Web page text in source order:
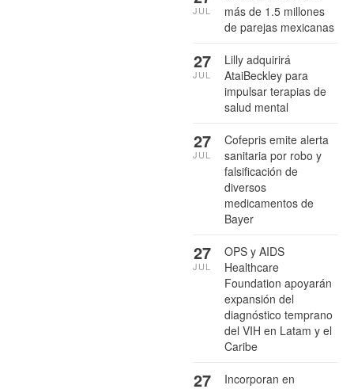
más de 1.5 millones
de parejas mexicanas
JUL
Lilly adquirirá
AtaiBeckley para
impulsar terapias de
salud mental
27
JUL
Cofepris emite alerta
sanitaria por robo y
falsificación de
diversos
medicamentos de
Bayer
27
JUL
OPS y AIDS
Healthcare
Foundation apoyarán
expansión del
diagnóstico temprano
del VIH en Latam y el
Caribe
27
JUL
Incorporan en
27